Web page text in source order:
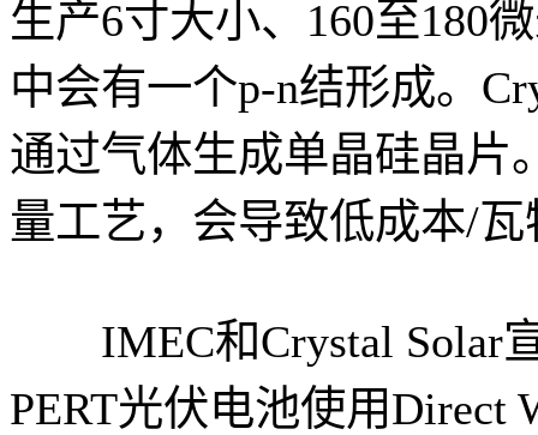
生产6寸大小、160至180
中会有一个p-n结形成。
通过气体生成单晶硅晶片
量工艺，会导致低成本/瓦
IMEC和Crystal Solar宣
PERT光伏电池使用Direct